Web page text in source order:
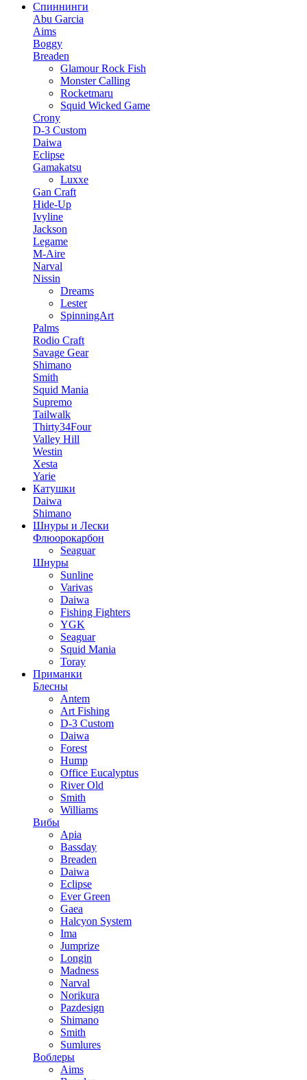
Спиннинги
Abu Garcia
Aims
Boggy
Breaden
Glamour Rock Fish
Monster Calling
Rocketmaru
Squid Wicked Game
Crony
D-3 Custom
Daiwa
Eclipse
Gamakatsu
Luxxe
Gan Craft
Hide-Up
Ivyline
Jackson
Legame
M-Aire
Narval
Nissin
Dreams
Lester
SpinningArt
Palms
Rodio Craft
Savage Gear
Shimano
Smith
Squid Mania
Supremo
Tailwalk
Thirty34Four
Valley Hill
Westin
Xesta
Yarie
Катушки
Daiwa
Shimano
Шнуры и Лески
Флюорокарбон
Seaguar
Шнуры
Sunline
Varivas
Daiwa
Fishing Fighters
YGK
Seaguar
Squid Mania
Toray
Приманки
Блесны
Antem
Art Fishing
D-3 Custom
Daiwa
Forest
Hump
Office Eucalyptus
River Old
Smith
Williams
Вибы
Apia
Bassday
Breaden
Daiwa
Eclipse
Ever Green
Gaea
Halcyon System
Ima
Jumprize
Longin
Madness
Narval
Norikura
Pazdesign
Shimano
Smith
Sumlures
Воблеры
Aims